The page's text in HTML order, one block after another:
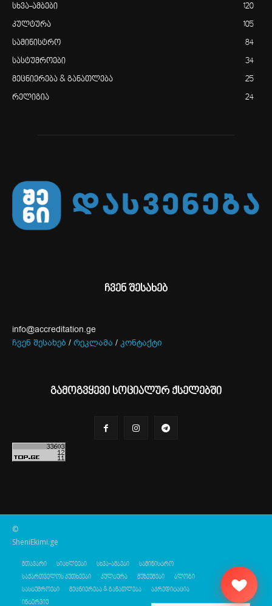
სხვა-ამბები 120
კულტურა 105
სამინისტრო 84
სასტუმროები 34
მეცნიერება & განათლება 25
რელიგია 24
ჩვენ შესახებ
info@accreditation.ge
ჩვენ შესახებ / რეკლამა / კონტაქტი
გამოგვყევი სოციალურ ქსელებში
©
SheniEkimi.ge
მთავარი სიახლეები სხვა-ამბები სამინისტრო
საქართველოს კუთხეები კულტურა მუზეუმები ბლოგი
სასტუმროები მეცნიერება & განათლება აკრედიტაცია
ინტერვიუ